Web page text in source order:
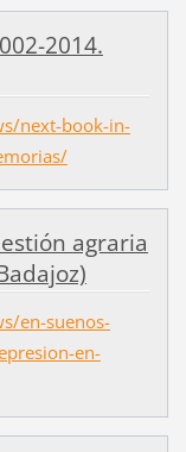
2014.
next-book-in-
agraria
en-suenos-
en-